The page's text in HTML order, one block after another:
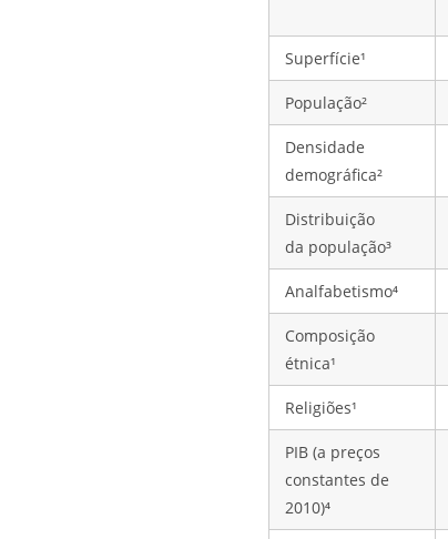
Superfície¹
População²
Densidade
demográfica²
Distribuição
da população³
Analfabetismo⁴
Composição
étnica¹
Religiões¹
PIB (a preços
constantes de
2010)⁴